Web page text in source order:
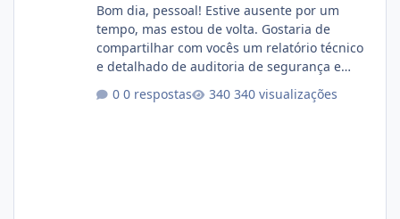
Bom dia, pessoal! Estive ausente por um
tempo, mas estou de volta. Gostaria de
compartilhar com vocês um relatório técnico
e detalhado de auditoria de segurança e
atualmente em circulação e comercialização
0 respostas 340 visualizações